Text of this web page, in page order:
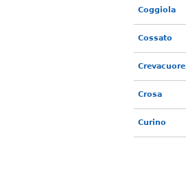
Coggiola
Cossato
Crevacuore
Crosa
Curino